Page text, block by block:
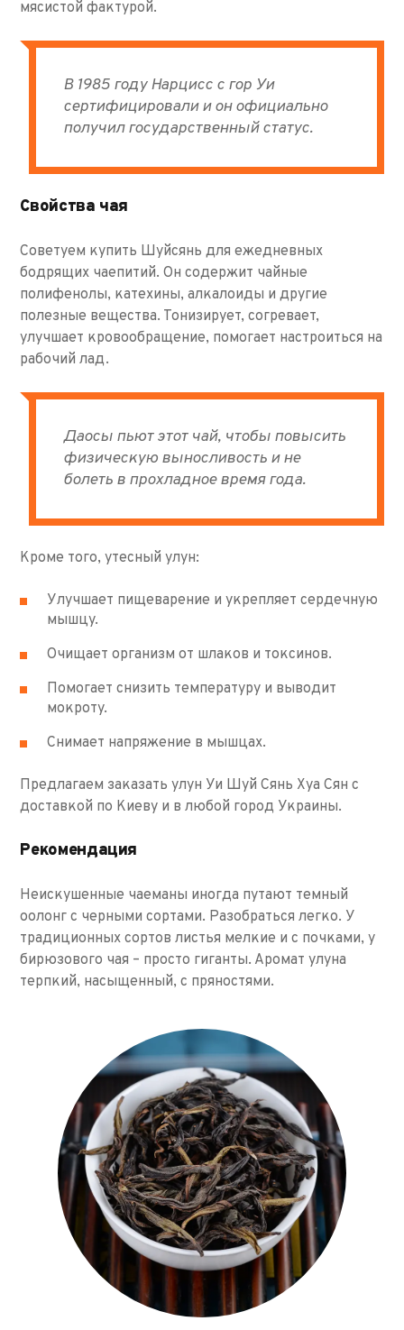
мясистой фактурой.
В 1985 году Нарцисс с гор Уи
сертифицировали и он официально
получил государственный статус.
Свойства чая
Советуем купить Шуйсянь для ежедневных
бодрящих чаепитий. Он содержит чайные
полифенолы, катехины, алкалоиды и другие
полезные вещества. Тонизирует, согревает,
улучшает кровообращение, помогает настроиться на
рабочий лад.
Даосы пьют этот чай, чтобы повысить
физическую выносливость и не
болеть в прохладное время года.
Кроме того, утесный улун:
Улучшает пищеварение и укрепляет сердечную
мышцу.
Очищает организм от шлаков и токсинов.
Помогает снизить температуру и выводит
мокроту.
Снимает напряжение в мышцах.
Предлагаем заказать улун Уи Шуй Сянь Хуа Сян с
доставкой по Киеву и в любой город Украины.
Рекомендация
Неискушенные чаеманы иногда путают темный
оолонг с черными сортами. Разобраться легко. У
традиционных сортов листья мелкие и с почками, у
бирюзового чая – просто гиганты. Аромат улуна
терпкий, насыщенный, с пряностями.